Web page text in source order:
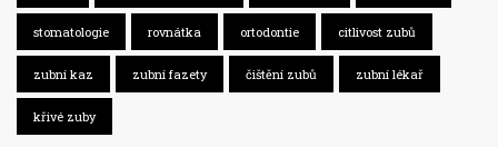
stomatologie rovnátka ortodontie citlivost zubů
zubní kaz zubní fazety čištění zubů zubní lékař
křivé zuby